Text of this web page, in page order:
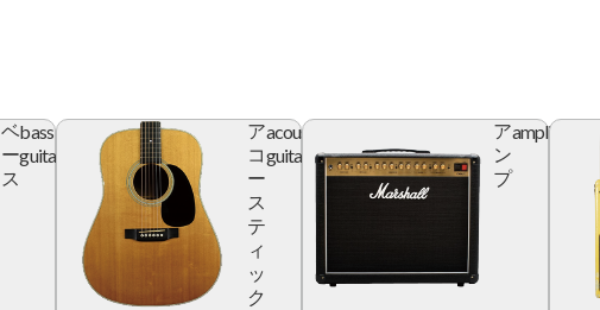
ベ
ー
ス
bass
guitar
ア
コ
ー
ス
テ
ィ
ッ
ク
acoustic
guitar
ア
ン
プ
amplifier